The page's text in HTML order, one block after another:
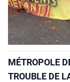
MÉTROPOLE
TROUBLE DE